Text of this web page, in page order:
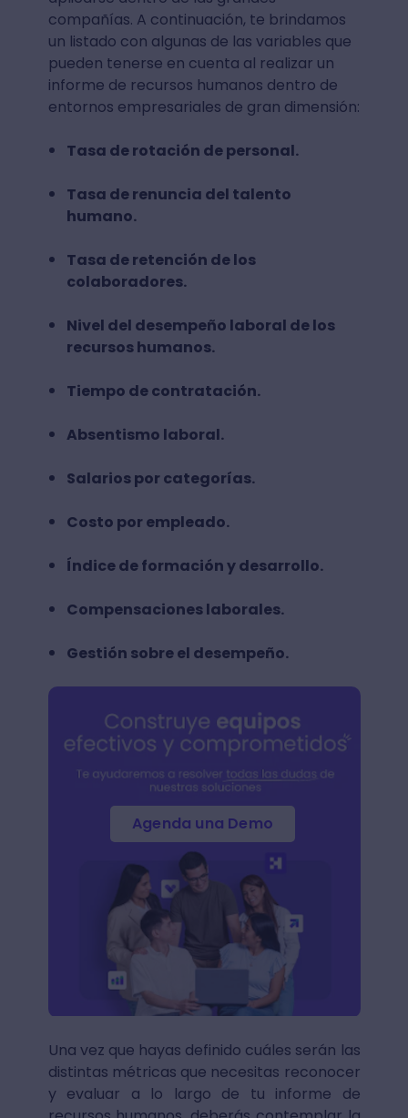
compañías. A continuación, te brindamos
un listado con algunas de las variables que
pueden tenerse en cuenta al realizar un
informe de recursos humanos dentro de
entornos empresariales de gran dimensión:
Tasa de rotación de personal.
Tasa de renuncia del talento
humano.
Tasa de retención de los
colaboradores.
Nivel del desempeño laboral de los
recursos humanos.
Tiempo de contratación.
Absentismo laboral.
Salarios por categorías.
Costo por empleado.
Índice de formación y desarrollo.
Compensaciones laborales.
Gestión sobre el desempeño.
Agenda una Demo
Una vez que hayas definido cuáles serán las
distintas métricas que necesitas reconocer
y evaluar a lo largo de tu informe de